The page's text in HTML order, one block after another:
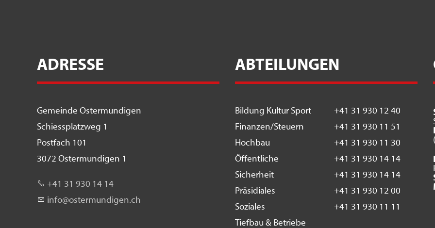
ADRESSE
Gemeinde Ostermundigen
Schiessplatzweg 1
Postfach 101
3072 Ostermundigen 1
+41 31 930 14 14
nf
st rm nd g n ch
ABTEILUNGEN
Bildung Kultur Sport
Finanzen/Steuern
Hochbau
Öffentliche
Sicherheit
Präsidiales
Soziales
Tiefbau & Betriebe
+41 31 930 12 40
+41 31 930 11 51
+41 31 930 11 30
+41 31 930 14 14
+41 31 930 14 14
+41 31 930 12 00
+41 31 930 11 11